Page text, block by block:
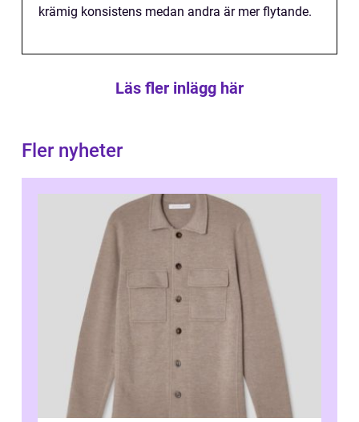
krämig konsistens medan andra är mer flytande.
Läs fler inlägg här
Fler nyheter